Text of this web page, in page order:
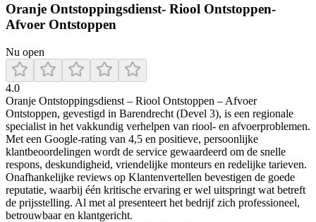
Oranje Ontstoppingsdienst- Riool Ontstoppen-
Afvoer Ontstoppen
Nu open
4.0
Oranje Ontstoppingsdienst – Riool Ontstoppen – Afvoer
Ontstoppen, gevestigd in Barendrecht (Devel 3), is een regionale
specialist in het vakkundig verhelpen van riool- en afvoerproblemen.
Met een Google‑rating van 4,5 en positieve, persoonlijke
klantbeoordelingen wordt de service gewaardeerd om de snelle
respons, deskundigheid, vriendelijke monteurs en redelijke tarieven.
Onafhankelijke reviews op Klantenvertellen bevestigen de goede
reputatie, waarbij één kritische ervaring er wel uitspringt wat betreft
de prijsstelling. Al met al presenteert het bedrijf zich professioneel,
betrouwbaar en klantgericht.